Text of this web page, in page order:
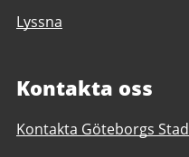
Lyssna
Kontakta oss
Kontakta Göteborgs Stad